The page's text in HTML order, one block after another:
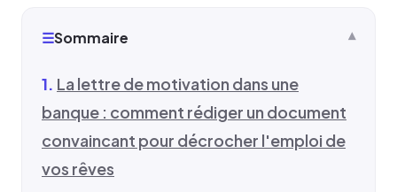
☰Sommaire
La lettre de motivation dans une
banque : comment rédiger un document
convaincant pour décrocher l'emploi de
vos rêves